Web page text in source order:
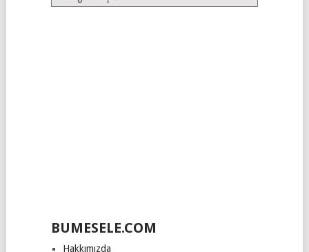
Kategoriler
BUMESELE.COM
Hakkımızda